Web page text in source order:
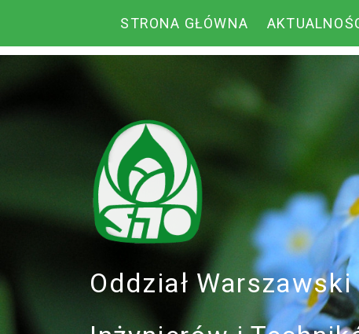
STRONA GŁÓWNA
Oddział